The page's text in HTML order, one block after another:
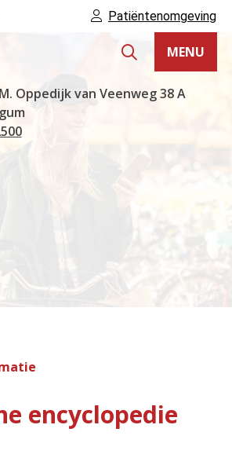
Patiëntenomgeving
MENU
Oppedijk van Veenweg38 A
encyclopedie